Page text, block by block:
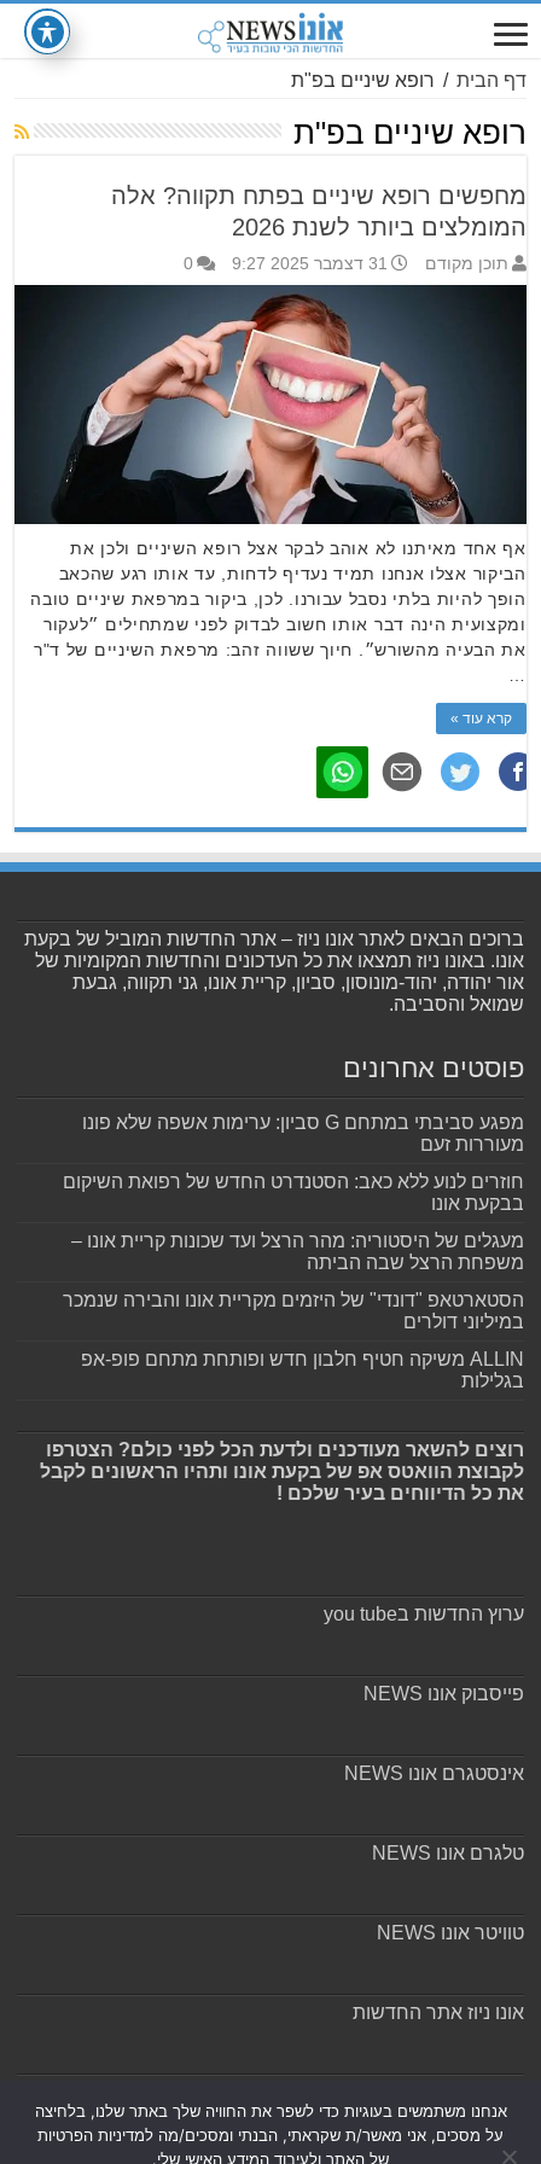
דף הבית / רופא שיניים בפ"ת
רופא שיניים בפ"ת
מחפשים רופא שיניים בפתח תקווה? אלה
המומלצים ביותר לשנת 2026
תוכן מקודם 31 דצמבר 2025 9:27 0
אף אחד מאיתנו לא אוהב לבקר אצל רופא השיניים ולכן את
הביקור אצלו אנחנו תמיד נעדיף לדחות, עד אותו רגע שהכאב
הופך להיות בלתי נסבל עבורנו. לכן, ביקור במרפאת שיניים טובה
ומקצועית הינה דבר אותו חשוב לבדוק לפני שמתחילים ״לעקור
את הבעיה מהשורש״. חיוך ששווה זהב: מרפאת השיניים של ד"ר
קרא עוד »
ברוכים הבאים לאתר אונו ניוז – אתר החדשות המוביל של בקעת
אונו. באונו ניוז תמצאו את כל העדכונים והחדשות המקומיות של
אור יהודה, יהוד-מונוסון, סביון, קריית אונו, גני תקווה, גבעת
שמואל והסביבה.
פוסטים אחרונים
מפגע סביבתי במתחם G סביון: ערימות אשפה שלא פונו
מעוררות זעם
חוזרים לנוע ללא כאב: הסטנדרט החדש של רפואת השיקום
בבקעת אונו
מעגלים של היסטוריה: מהר הרצל ועד שכונות קריית אונו –
משפחת הרצל שבה הביתה
הסטארטאפ "דונדי" של היזמים מקריית אונו והבירה שנמכר
במיליוני דולרים
ALLIN משיקה חטיף חלבון חדש ופותחת מתחם פופ-אפ
בגלילות
רוצים להשאר מעודכנים ולדעת הכל לפני כולם? הצטרפו
לקבוצת הוואטס אפ של בקעת אונו ותהיו הראשונים לקבל
את כל הדיווחים בעיר שלכם !
ערוץ החדשות בyou tube
פייסבוק אונו NEWS
אינסטגרם אונו NEWS
טלגרם אונו NEWS
טוויטר אונו NEWS
אונו ניוז אתר החדשות
אנחנו משתמשים בעוגיות כדי לשפר את החוויה שלך באתר שלנו, בלחיצה
על מסכים, אני מאשר/ת שקראתי, הבנתי ומסכים/מה למדיניות הפרטיות
של האתר ולעיבוד המידע האישי שלי.